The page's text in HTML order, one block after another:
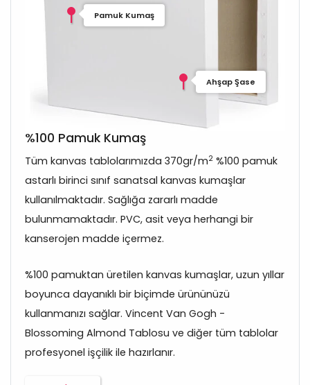
Pamuk Kumaş
Ahşap Şase
%100 Pamuk Kumaş
Tüm kanvas tablolarımızda 370gr/m2 %100 pamuk
astarlı birinci sınıf sanatsal kanvas kumaşlar
kullanılmaktadır. Sağlığa zararlı madde
bulunmamaktadır. PVC, asit veya herhangi bir
kanserojen madde içermez.
%100 pamuktan üretilen kanvas kumaşlar, uzun yıllar
boyunca dayanıklı bir biçimde ürününüzü
kullanmanızı sağlar. Vincent Van Gogh -
Blossoming Almond Tablosu ve diğer tüm tablolar
profesyonel işçilik ile hazırlanır.